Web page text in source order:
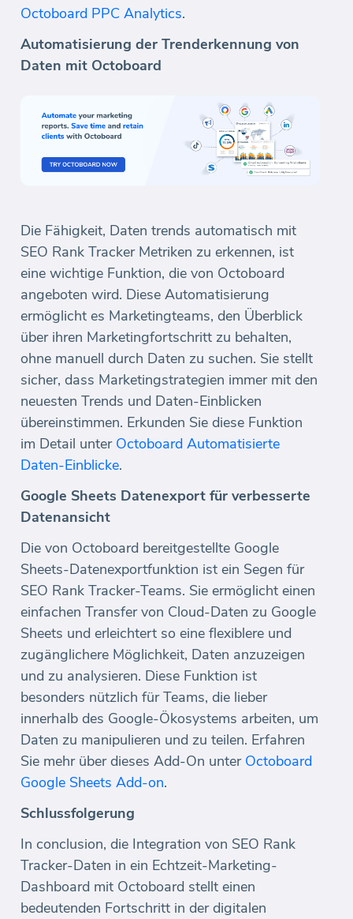
Octoboard PPC Analytics.
Automatisierung der Trenderkennung von
Daten mit Octoboard
Die Fähigkeit, Daten trends automatisch mit
SEO Rank Tracker Metriken zu erkennen, ist
eine wichtige Funktion, die von Octoboard
angeboten wird. Diese Automatisierung
ermöglicht es Marketingteams, den Überblick
über ihren Marketingfortschritt zu behalten,
ohne manuell durch Daten zu suchen. Sie stellt
sicher, dass Marketingstrategien immer mit den
neuesten Trends und Daten-Einblicken
übereinstimmen. Erkunden Sie diese Funktion
im Detail unter Octoboard Automatisierte
Daten-Einblicke.
Google Sheets Datenexport für verbesserte
Datenansicht
Die von Octoboard bereitgestellte Google
Sheets-Datenexportfunktion ist ein Segen für
SEO Rank Tracker-Teams. Sie ermöglicht einen
einfachen Transfer von Cloud-Daten zu Google
Sheets und erleichtert so eine flexiblere und
zugänglichere Möglichkeit, Daten anzuzeigen
und zu analysieren. Diese Funktion ist
besonders nützlich für Teams, die lieber
innerhalb des Google-Ökosystems arbeiten, um
Daten zu manipulieren und zu teilen. Erfahren
Sie mehr über dieses Add-On unter Octoboard
Google Sheets Add-on.
Schlussfolgerung
In conclusion, die Integration von SEO Rank
Tracker-Daten in ein Echtzeit-Marketing-
Dashboard mit Octoboard stellt einen
bedeutenden Fortschritt in der digitalen